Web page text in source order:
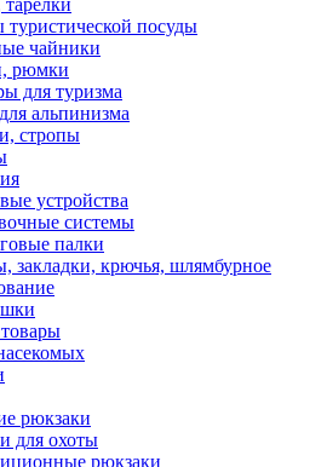
посуды
чайники
рюмки
для туризма
альпинизма
стропы
устройства
системы
палки
закладки, крючья, шлямбурное
рюкзаки
для охоты
рюкзаки